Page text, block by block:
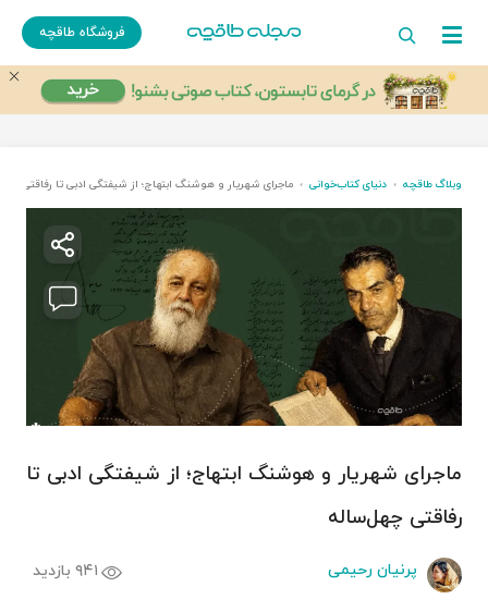
فروشگاه طاقچه
وبلاگ طاقچه دنیای کتاب‌خوانی ماجرای شهریار و هوشنگ ابتهاج؛ از شیفتگی ادبی تا رفاقتی
ماجرای شهریار و هوشنگ ابتهاج؛ از شیفتگی ادبی تا
رفاقتی چهل‌ساله
پرنیان رحیمی
۹۴۱ بازدید